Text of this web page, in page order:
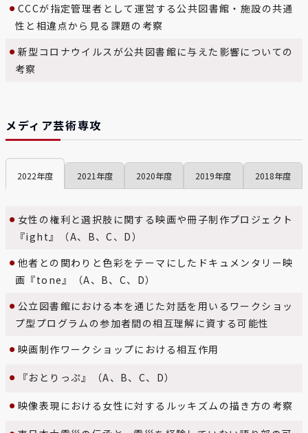
CCCが指定管理者として運営する公共図書館・施設の共通
性と相違点から見る課題の考察
新型コロナウイルスが公共図書館に与えた影響についての
考察
メディア芸術専攻
2022 2021 2020 2019 2018
女性の権利と選択肢に関する映画や冊子制作プロジェクト
『ight』（A、B、C、D）
他者との関わりと色彩をテーマにしたドキュメンタリー映
画『tone』（A、B、C、D）
公立図書館における本を通じた対話を用いるワークショッ
プ型プログラムの参加者間の相互理解に資する可能性
映画制作ワークショップにおける相互作用
『おとりっぷ』（A、B、C、D）
映像表現における女性に対するルッキズムの描き方の考察